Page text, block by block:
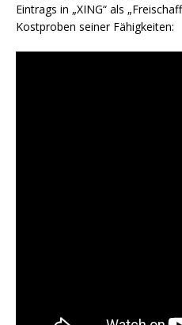
Eintrags in „XING“ als
Kostproben seiner Fähigkeiten: